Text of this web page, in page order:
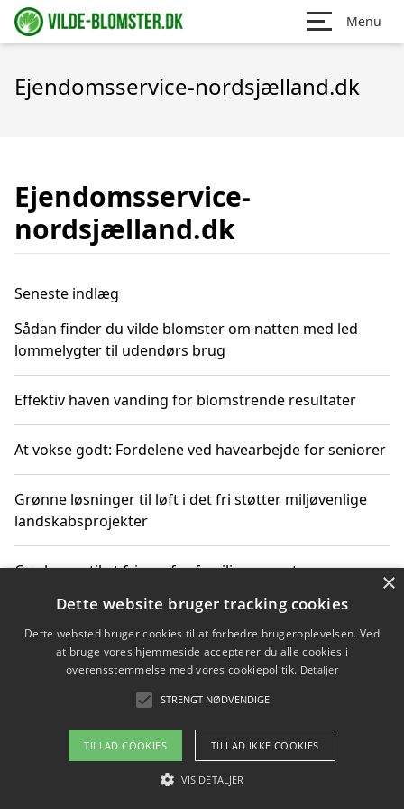
Menu
Ejendomsservice-nordsjælland.dk
Ejendomsservice-
nordsjælland.dk
Seneste indlæg
Sådan finder du vilde blomster om natten med led
lommelygter til udendørs brug
Effektiv haven vanding for blomstrende resultater
At vokse godt: Fordelene ved havearbejde for seniorer
Grønne løsninger til løft i det fri støtter miljøvenlige
landskabsprojekter
Gør haven til et frirum for familien og naturen
Copyright 2026 - Pilanto Aps
Betingelser
×
Dette website bruger tracking cookies
Dette websted bruger cookies til at forbedre brugeroplevelsen. Ved
at bruge vores hjemmeside accepterer du alle cookies i
overensstemmelse med vores cookiepolitik. Detaljer
STRENGT NØDVENDIGE
TILLAD COOKIES TILLAD IKKE COOKIES
VIS DETALJER